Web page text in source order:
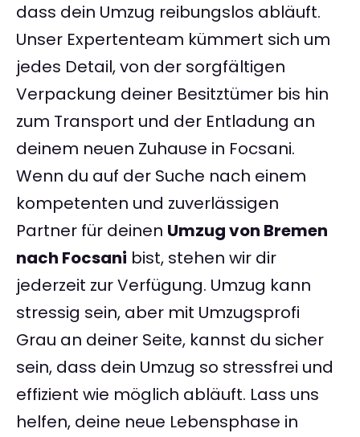
dass dein Umzug reibungslos abläuft.
Unser Expertenteam kümmert sich um
jedes Detail, von der sorgfältigen
Verpackung deiner Besitztümer bis hin
zum Transport und der Entladung an
deinem neuen Zuhause in Focsani.
Wenn du auf der Suche nach einem
kompetenten und zuverlässigen
Partner für deinen Umzug von Bremen
nach Focsani bist, stehen wir dir
jederzeit zur Verfügung. Umzug kann
stressig sein, aber mit Umzugsprofi
Grau an deiner Seite, kannst du sicher
sein, dass dein Umzug so stressfrei und
effizient wie möglich abläuft. Lass uns
helfen, deine neue Lebensphase in